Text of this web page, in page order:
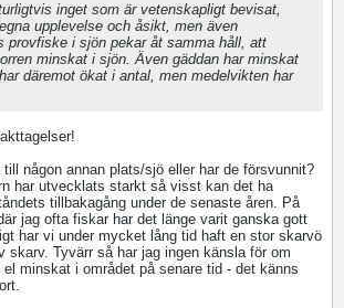
inget som är vetenskapligt bevisat,
upplevelse och åsikt, men även
provfiske i sjön pekar åt samma håll, att
minskat i sjön. Även gäddan har minskat
däremot ökat i antal, men medelvikten har
någon annan plats/sjö eller har de försvunnit?
har utvecklats starkt så visst kan det ha
tillbakagång under de senaste åren. På
jag ofta fiskar har det länge varit ganska gott
har vi under mycket lång tid haft en stor skarvö
skarv. Tyvärr så har jag ingen känsla för om
minskat i området på senare tid - det känns